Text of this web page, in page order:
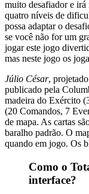
muito desafiador e
quatro níveis de
possa adaptar o
se você não for um
jogar este jogo
mas neste jogo os
Júlio César,
publicado pela
madeira do Exército
(20 Comandos, 7
de mapa. As cartas
baralho padrão. O
quando em jogo. Os
Como o
interface?